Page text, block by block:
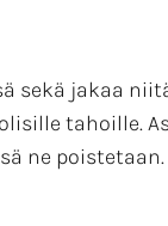
sekä jakaa
tahoille.
ne